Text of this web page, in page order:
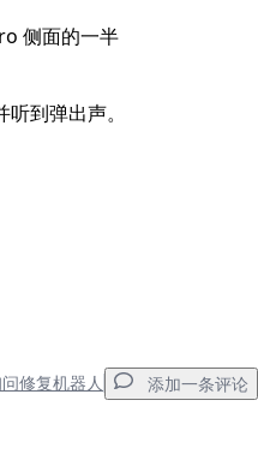
侧面的一半
到弹出声。
修复机器人 添加一条评论